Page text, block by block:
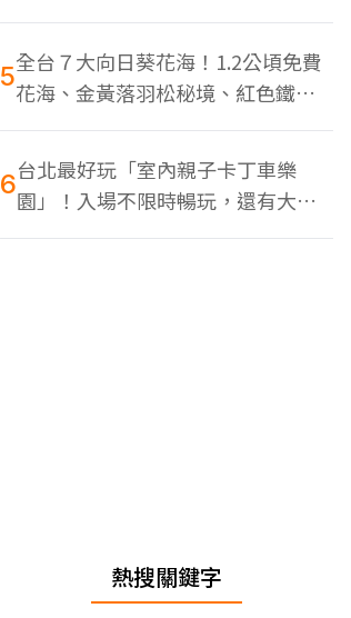
男，百款周邊買翻
5全台７大向日葵花海！1.2公頃免費
花海、金黃落羽松秘境、紅色鐵橋
同框
6台北最好玩「室內親子卡丁車樂
園」！入場不限時暢玩，還有大螢
幕Switch遊戲區
熱搜關鍵字